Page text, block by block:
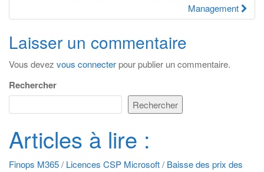
articles
Management
Laisser un commentaire
Vous devez vous connecterpour publier un commentaire.
Rechercher
Rechercher
Articles à lire :
Finops M365/ Licences CSP Microsoft/ Baisse des prix des